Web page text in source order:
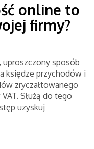
online to
firmy?
uproszczony sposób
księdze przychodów i
zryczałtowanego
Służą do tego
uzyskuj